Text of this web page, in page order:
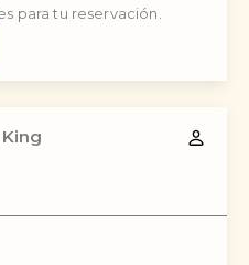
para tu reservación.